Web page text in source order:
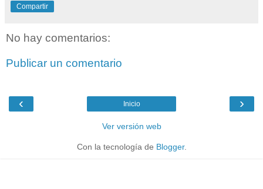
Compartir
No hay comentarios:
Publicar un comentario
‹ ›
Inicio
Ver versión web
Con la tecnología de Blogger.